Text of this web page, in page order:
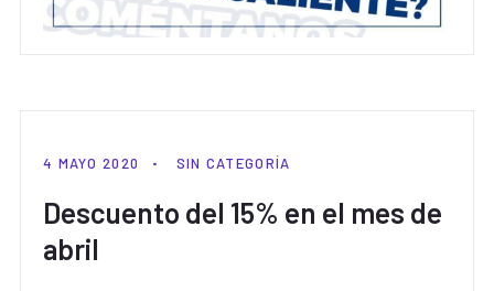
4 MAYO 2020 SIN CATEGORÍA
Descuento del 15% en el mes de
abril